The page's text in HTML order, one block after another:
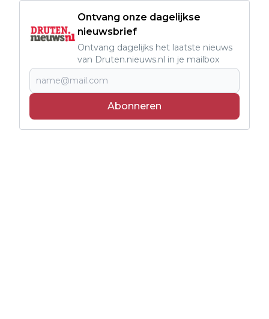
Ontvang onze dagelijkse
nieuwsbrief
Ontvang dagelijks het laatste nieuws
van Druten.nieuws.nl in je mailbox
Abonneren